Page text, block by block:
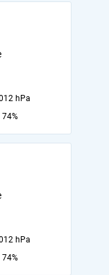
hPa
74%
hPa
74%